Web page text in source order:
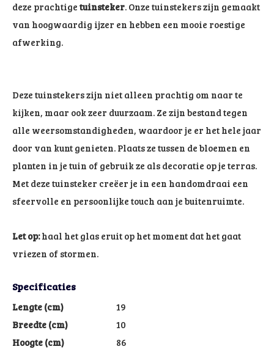
deze prachtige tuinsteker. Onze tuinstekers zijn gemaakt
van hoogwaardig ijzer en hebben een mooie roestige
afwerking.
Deze tuinstekers zijn niet alleen prachtig om naar te
kijken, maar ook zeer duurzaam. Ze zijn bestand tegen
alle weersomstandigheden, waardoor je er het hele jaar
door van kunt genieten. Plaats ze tussen de bloemen en
planten in je tuin of gebruik ze als decoratie op je terras.
Met deze tuinsteker creëer je in een handomdraai een
sfeervolle en persoonlijke touch aan je buitenruimte.
Let op:haal het glas eruit op het moment dat het gaat
vriezen of stormen.
Specificaties
Lengte (cm)
19
Breedte (cm)
10
Hoogte (cm)
86